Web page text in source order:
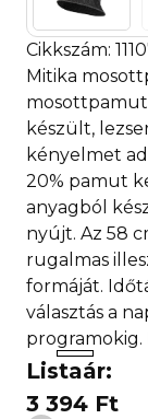
Cikkszám:
Mitika
mosottpamut
készült,
kényelmet
20% pamut
anyagból
nyújt. Az 58
rugalmas
formáját.
választás a
programokig.
Listaár:
3 394 Ft